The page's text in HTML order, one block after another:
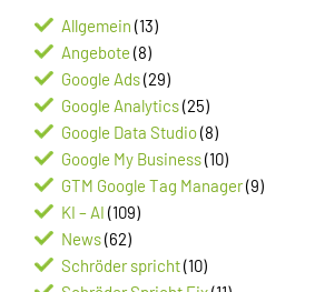
Allgemein (13)
Angebote (8)
Google Ads(29)
Google Analytics(25)
Google Data Studio(8)
Google My Business(10)
GTM Google Tag Manager(9)
KI – AI (109)
News(62)
Schröder spricht(10)